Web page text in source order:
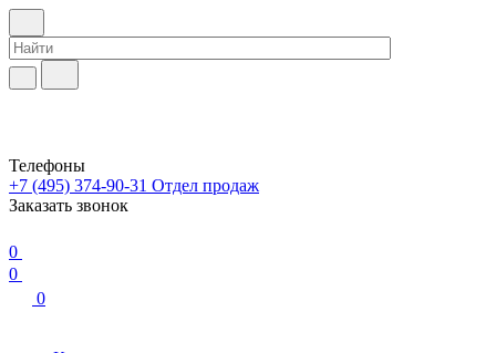
Телефоны
+7 (495) 374-90-31 Отдел продаж
Заказать звонок
0
0
0